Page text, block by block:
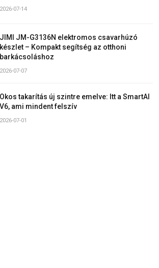
2026-07-14
JIMI JM-G3136N elektromos csavarhúzó
készlet – Kompakt segítség az otthoni
barkácsoláshoz
2026-07-07
Okos takarítás új szintre emelve: Itt a SmartAI
V6, ami mindent felszív
2026-07-01